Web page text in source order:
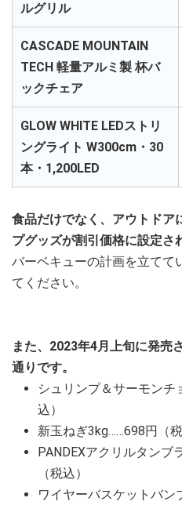
ルグリル
CASCADE MOUNTAIN
TECH 軽量アルミ製 杯バ
ックチェア
GLOW WHITE LEDストリ
ングライト W300cm・30
本・1,200LED
食品だけでなく、アウトドア
プグッズが割引価格に設定さ
バーベキューの計画を立てて
てください。
また、2023年4月上旬に発売
通りです。
シュリンプ＆サーモン
込）
新玉ねぎ3kg……698円（税
PANDEXアクリルタンブ
（税込）
ワイヤーバスケットバン